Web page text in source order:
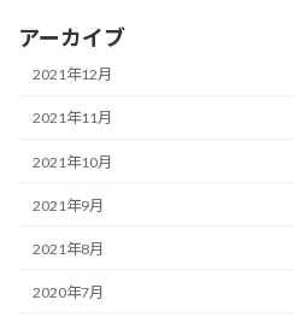
アーカイブ
2021年12月
2021年11月
2021年10月
2021年9月
2021年8月
2020年7月